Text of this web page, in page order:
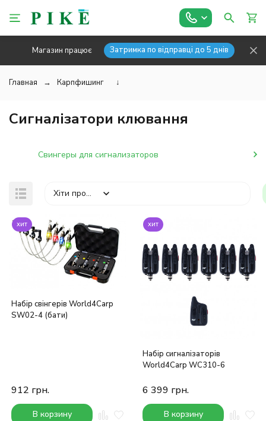
Магазин працює Затримка по відправці до 5 днів
Главная Карпфишинг ↓
Сигналізатори клювання
Свингеры для сигнализаторов
Хіти продажів
хит
Набір свінгерів World4Carp
SW02-4 (бати)
912 грн.
В корзину
хит
Набір сигналізаторів
World4Carp WC310-6
6 399 грн.
В корзину